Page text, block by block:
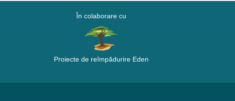
În colaborare cu
Proiecte de reîmpădurire Eden